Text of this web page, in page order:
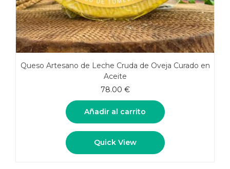
Queso Artesano de Leche Cruda de Oveja Curado en
Aceite
78.00 €
Añadir al carrito
Quick View